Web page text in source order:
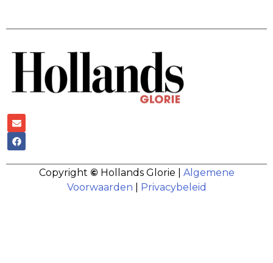
Copyright © Hollands Glorie | Algemene
Voorwaarden
Privacybeleid